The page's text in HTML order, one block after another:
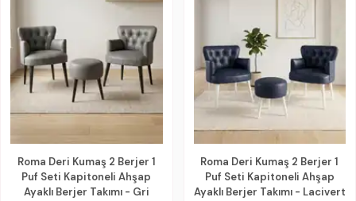
Roma Deri Kumaş 2 Berjer 1
Puf Seti Kapitoneli Ahşap
Ayaklı Berjer Takımı - Gri
Roma Deri Kumaş 2 Berjer 1
Puf Seti Kapitoneli Ahşap
Ayaklı Berjer Takımı - Lacivert